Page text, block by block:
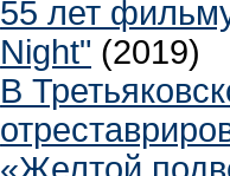
55 лет
Night" (2019)
В